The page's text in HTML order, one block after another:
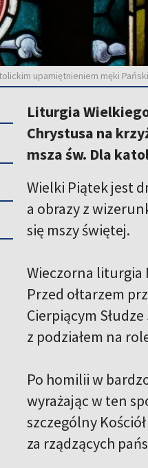
upamiętnieniem męki
Liturgia
Chrystusa na
msza św. Dla
Wielki Piątek jest
a obrazy z
się mszy świętej.
Wieczorna liturgia
Przed ołtarzem
Cierpiącym
z podziałem na
Po homilii w
wyrażając w ten
szczególny
za rządzących